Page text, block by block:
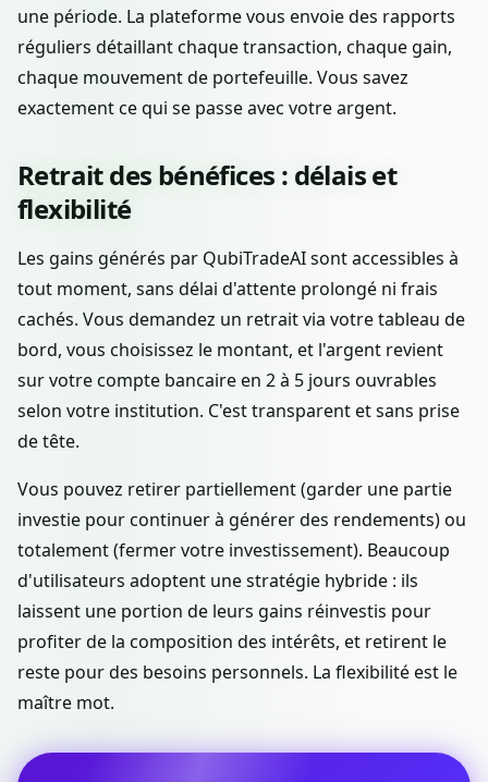
une période. La plateforme vous envoie des rapports
réguliers détaillant chaque transaction, chaque gain,
chaque mouvement de portefeuille. Vous savez
exactement ce qui se passe avec votre argent.
Retrait des bénéfices : délais et
flexibilité
Les gains générés par QubiTradeAI sont accessibles à
tout moment, sans délai d'attente prolongé ni frais
cachés. Vous demandez un retrait via votre tableau de
bord, vous choisissez le montant, et l'argent revient
sur votre compte bancaire en 2 à 5 jours ouvrables
selon votre institution. C'est transparent et sans prise
de tête.
Vous pouvez retirer partiellement (garder une partie
investie pour continuer à générer des rendements) ou
totalement (fermer votre investissement). Beaucoup
d'utilisateurs adoptent une stratégie hybride : ils
laissent une portion de leurs gains réinvestis pour
profiter de la composition des intérêts, et retirent le
reste pour des besoins personnels. La flexibilité est le
maître mot.